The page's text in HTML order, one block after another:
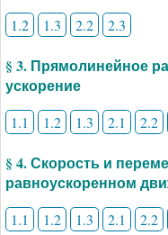
1.2 1.3 2.2 2.3
§ 3. Прямолинейное
ускорение
1.1 1.2 1.3 2.1 2.2
§ 4. Скорость и
равноускоренном
1.1 1.2 1.3 2.1 2.2